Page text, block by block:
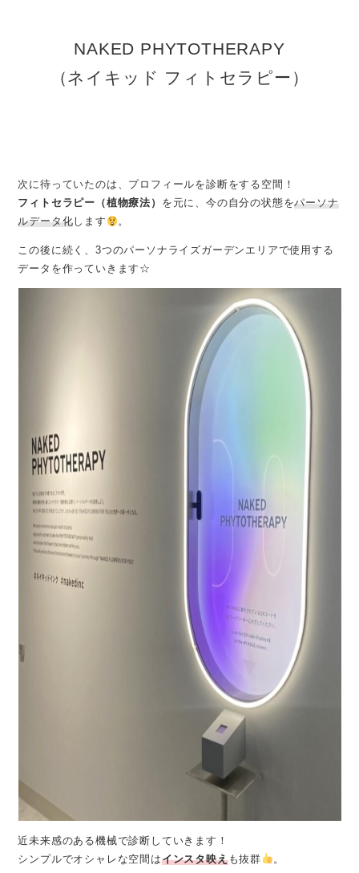
NAKED PHYTOTHERAPY
（ネイキッド フィトセラピー）
次に待っていたのは、プロフィールを診断をする空間！
フィトセラピー（植物療法） を元に、今の自分の状態をパーソナ
ルデータ化します 。
この後に続く、3つのパーソナライズガーデンエリアで使用する
データを作っていきます☆
近未来感のある機械で診断していきます！
シンプルでオシャレな空間はインスタ映えも抜群 。